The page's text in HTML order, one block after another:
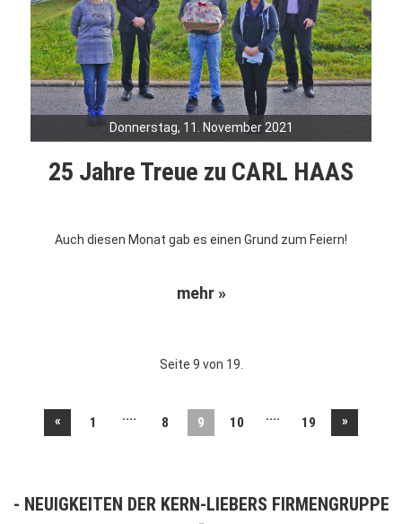
Donnerstag, 11. November 2021
25 Jahre Treue zu CARL HAAS
Auch diesen Monat gab es einen Grund zum Feiern!
mehr »
Seite 9 von 19.
« 1 .... 8 9 10 .... 19 »
NEUIGKEITEN DER KERN-LIEBERS FIRMENGRUPPE